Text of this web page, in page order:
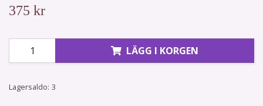
375 kr
LÄGG I KORGEN
Lagersaldo: 3